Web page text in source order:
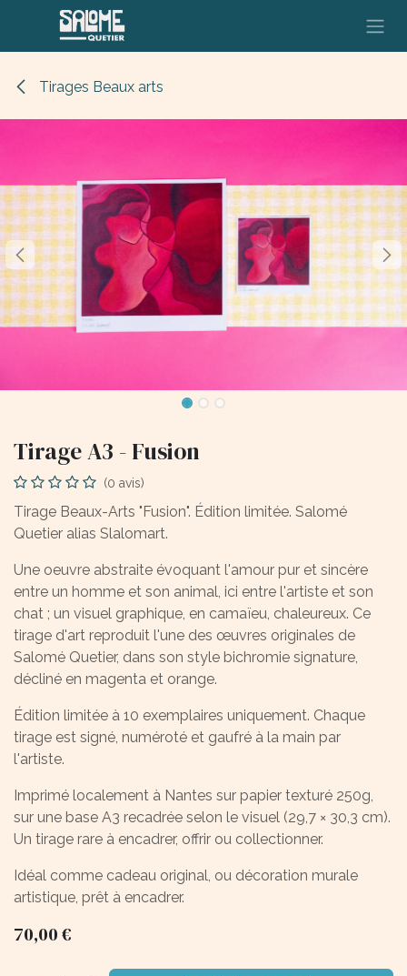
Se rendre au contenu
Tirages Beaux arts
Tirage A3 - Fusion
(0 avis)
Tirage Beaux-Arts "Fusion". Édition limitée. Salomé
Quetier alias Slalomart.
Une oeuvre abstraite évoquant l'amour pur et sincère
entre un homme et son animal, ici entre l'artiste et son
chat ; un visuel graphique, en camaïeu, chaleureux. Ce
tirage d'art reproduit l'une des œuvres originales de
Salomé Quetier, dans son style bichromie signature,
décliné en magenta et orange.
Édition limitée à 10 exemplaires uniquement. Chaque
tirage est signé, numéroté et gaufré à la main par
l'artiste.
Imprimé localement à Nantes sur papier texturé 250g,
sur une base A3 recadrée selon le visuel (29,7 × 30,3 cm).
Un tirage rare à encadrer, offrir ou collectionner.
Idéal comme cadeau original, ou décoration murale
artistique, prêt à encadrer.
70,00€